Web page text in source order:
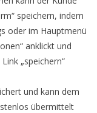
speichern, indem
oder im Hauptmenü
anklickt und
„speichern“
und kann dem
übermittelt